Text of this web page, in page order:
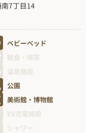
7丁目14
ベビーベッド
軽食・喫茶
温泉施設
公園
美術館・博物館
EV充電施設
シャワー